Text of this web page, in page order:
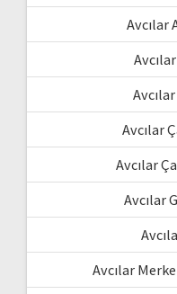
Avcılar
Avcılar
Avcılar
Avcılar
Avcılar